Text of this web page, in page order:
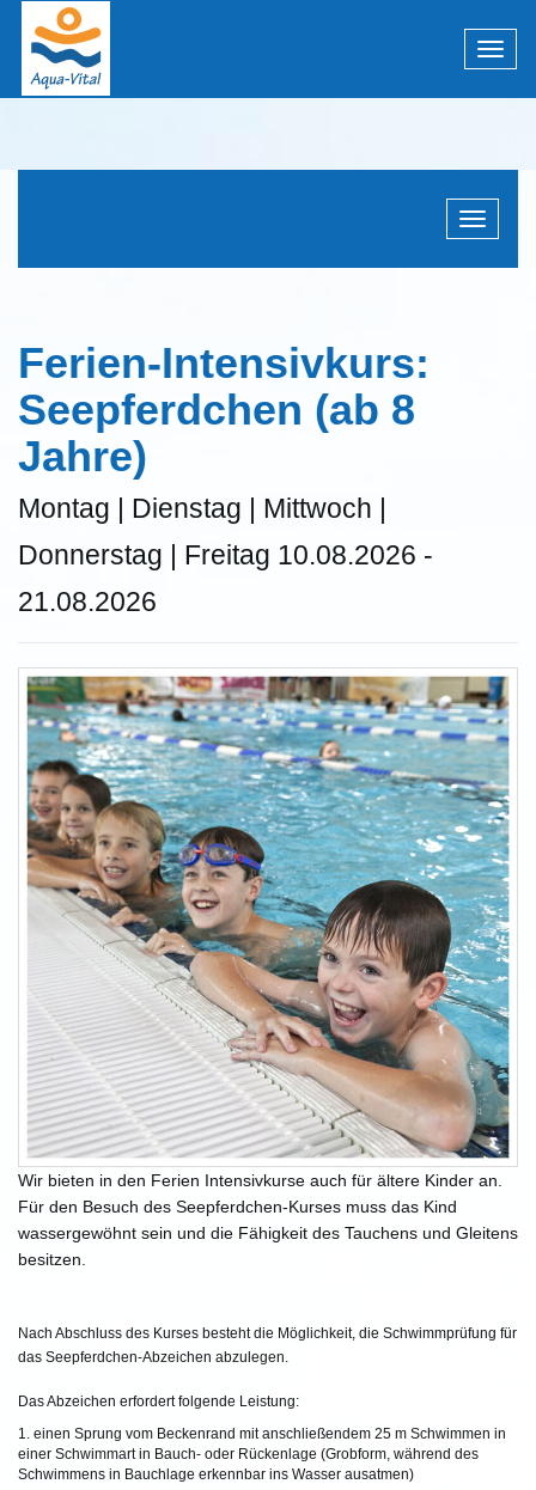
Menü
Ferien-Intensivkurs:
Seepferdchen (ab 8
Jahre)
Montag | Dienstag | Mittwoch |
Donnerstag | Freitag 10.08.2026 -
21.08.2026
Wir bieten in den Ferien Intensivkurse auch für ältere Kinder an.
Für den Besuch des Seepferdchen-Kurses muss das Kind
wassergewöhnt sein und die Fähigkeit des Tauchens und Gleitens
besitzen.
Nach Abschluss des Kurses besteht die Möglichkeit, die Schwimmprüfung für
das Seepferdchen-Abzeichen abzulegen.
Das Abzeichen erfordert folgende Leistung:
1. einen Sprung vom Beckenrand mit anschließendem 25 m Schwimmen in
einer Schwimmart in Bauch- oder Rückenlage (Grobform, während des
Schwimmens in Bauchlage erkennbar ins Wasser ausatmen)